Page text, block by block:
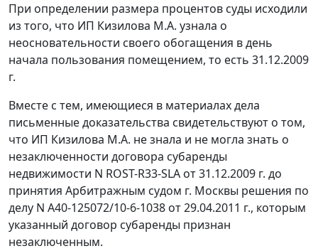
При определении размера процентов суды исходили
из того, что ИП Кизилова М.А. узнала о
неосновательности своего обогащения в день
начала пользования помещением, то есть 31.12.2009
г.
Вместе с тем, имеющиеся в материалах дела
письменные доказательства свидетельствуют о том,
что ИП Кизилова М.А. не знала и не могла знать о
незаключенности договора субаренды
недвижимости N ROST-R33-SLA от 31.12.2009 г. до
принятия Арбитражным судом г. Москвы решения по
делу N А40-125072/10-6-1038 от 29.04.2011 г., которым
указанный договор субаренды признан
незаключенным.